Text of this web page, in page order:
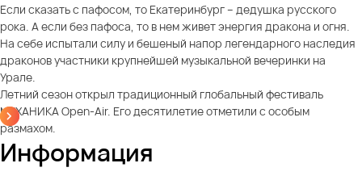
Если сказать с пафосом, то Екатеринбург – дедушка русского
рока. А если без пафоса, то в нем живет энергия дракона и огня.
На себе испытали силу и бешеный напор легендарного наследия
драконов участники крупнейшей музыкальной вечеринки на
Урале.
Летний сезон открыл традиционный глобальный фестиваль
МЕХАНИКА Open-Air. Его десятилетие отметили с особым
размахом.
Информация